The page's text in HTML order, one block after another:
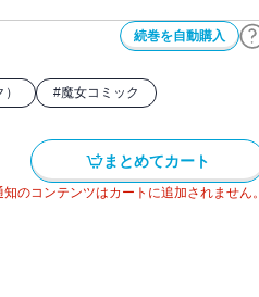
続巻を自動購入
#魔女コミック
まとめてカート
のコンテンツはカートに追加されません。